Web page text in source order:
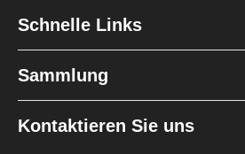
Schnelle Links
Sammlung
Kontaktieren Sie uns